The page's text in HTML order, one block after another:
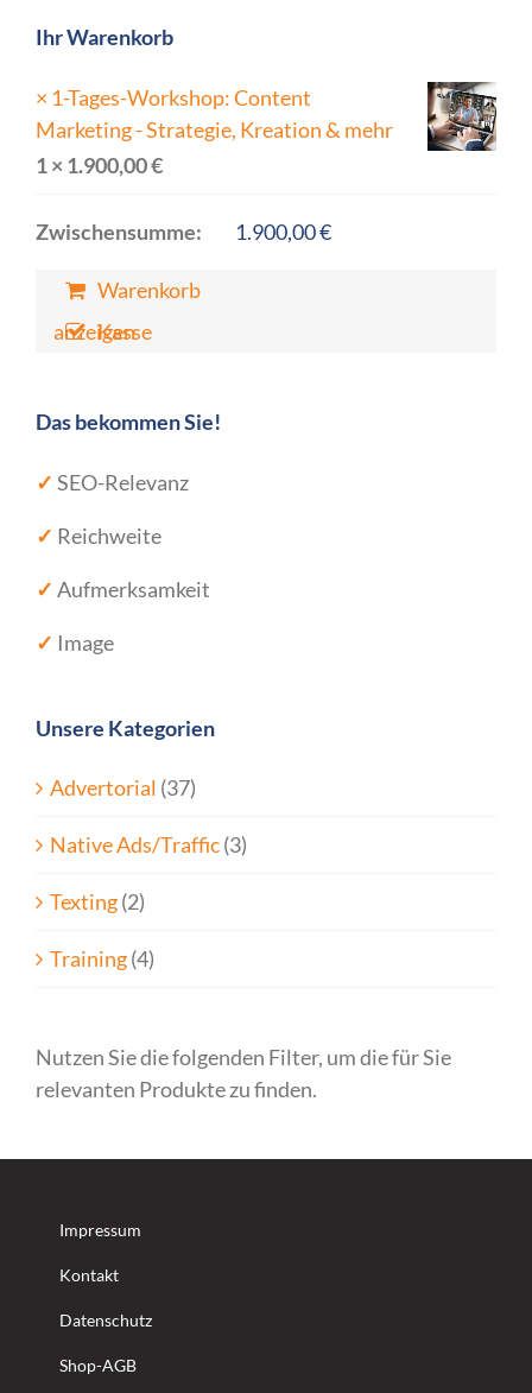
Ihr Warenkorb
× 1-Tages-Workshop: Content
Marketing - Strategie, Kreation & mehr
1 × 1.900,00€
Zwischensumme: 1.900,00€
Warenkorb
anzeigen
Kasse
Das bekommen Sie!
✓ SEO-Relevanz
✓ Reichweite
✓ Aufmerksamkeit
✓ Image
Unsere Kategorien
Advertorial (37)
Native Ads/Traffic(3)
Texting(2)
Training(4)
Nutzen Sie die folgenden Filter, um die für Sie
relevanten Produkte zu finden.
Impressum
Kontakt
Datenschutz
Shop-AGB